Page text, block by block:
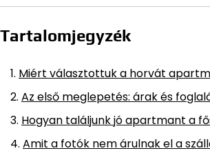
Tartalomjegyzék
Miért választottuk a horvát
Az első meglepetés: árak és
Hogyan találjunk jó apartmant a
Amit a fotók nem árulnak el a